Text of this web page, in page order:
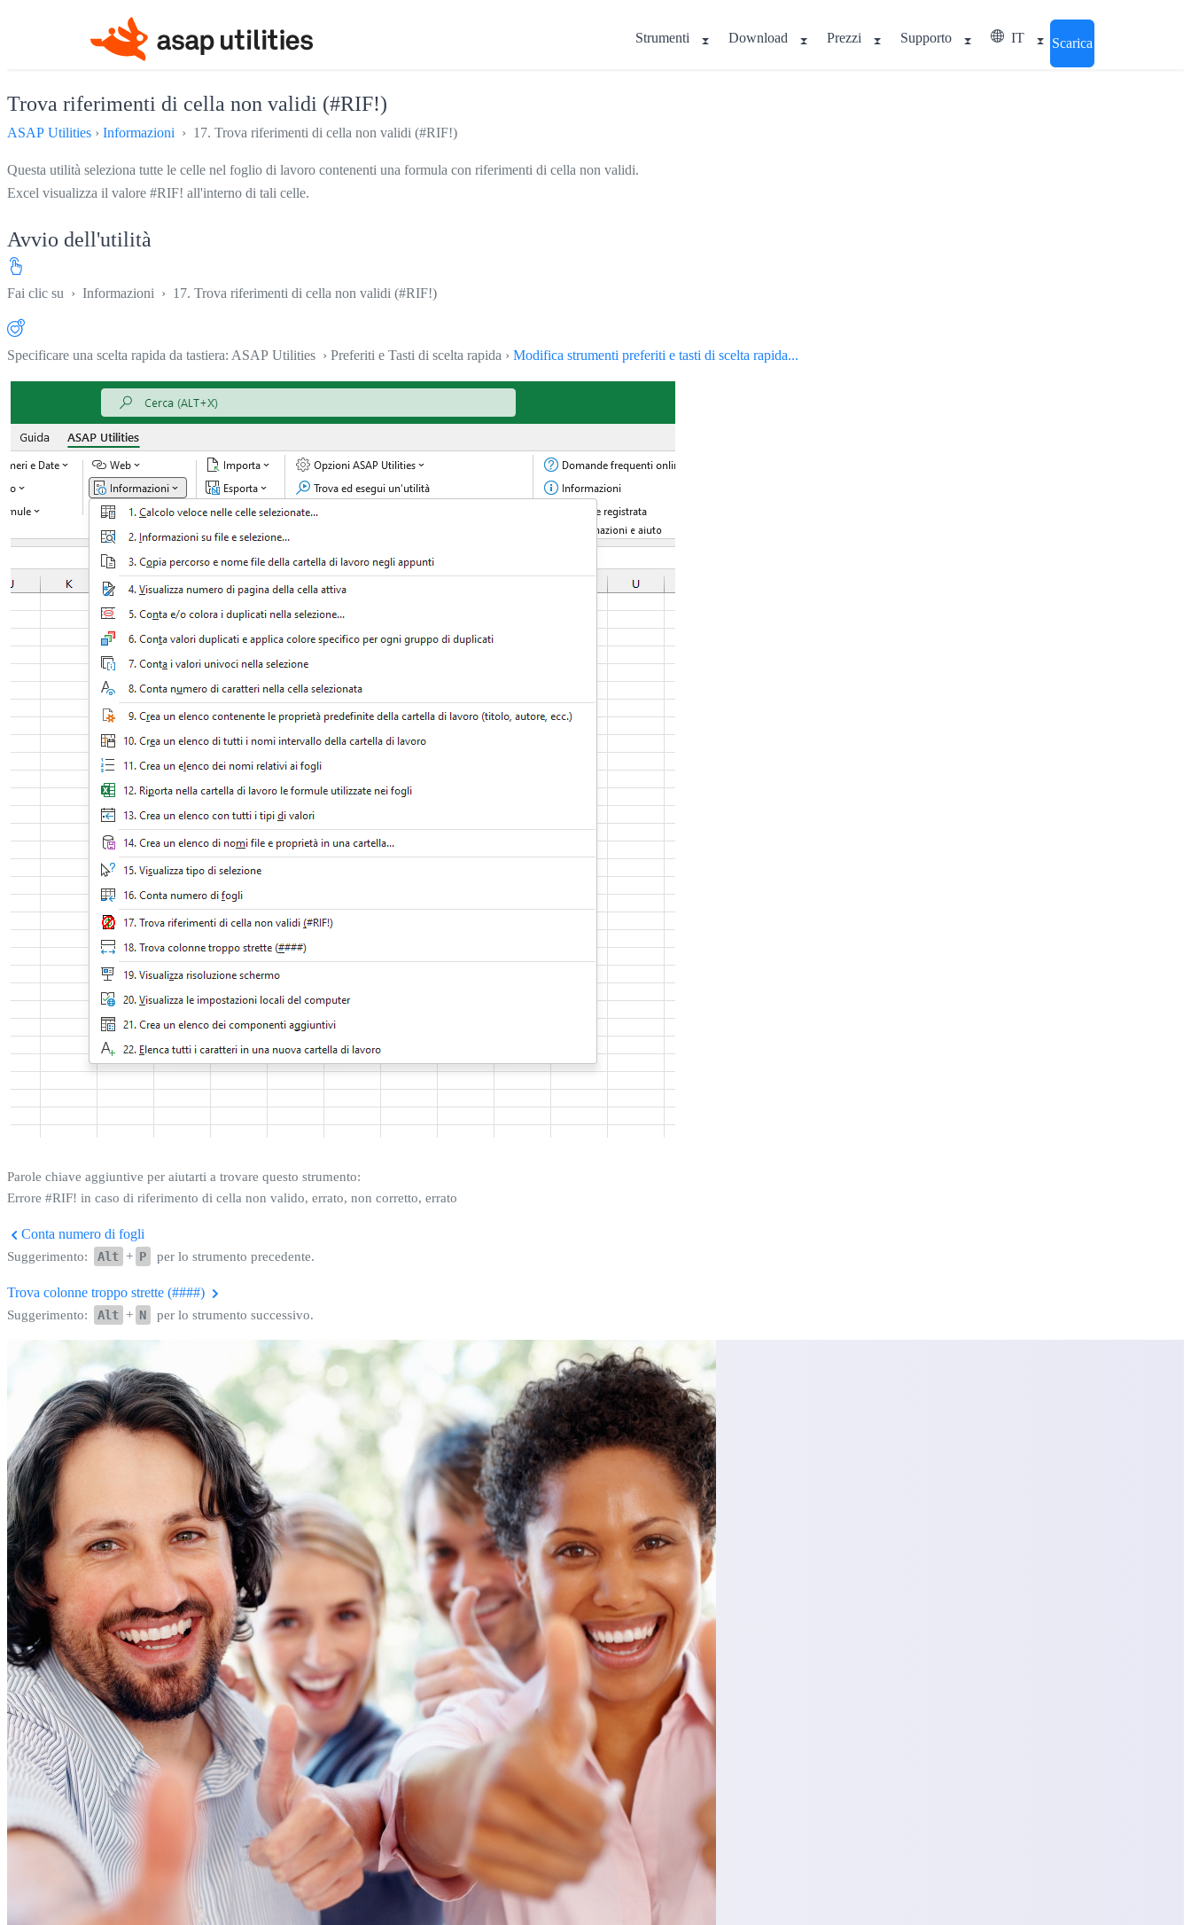
Strumenti Download Prezzi Supporto IT Scarica
Trova riferimenti di cella non validi (#RIF!)
ASAP Utilities › Informazioni › 17. Trova riferimenti di cella non validi (#RIF!)
Questa utilità seleziona tutte le celle nel foglio di lavoro contenenti una formula con riferimenti di cella non validi.
Excel visualizza il valore #RIF! all'interno di tali celle.
Avvio dell'utilità
Fai clic su › Informazioni › 17. Trova riferimenti di cella non validi (#RIF!)
Specificare una scelta rapida da tastiera: ASAP Utilities › Preferiti e Tasti di scelta rapida › Modifica strumenti preferiti e tasti di scelta rapida...
Parole chiave aggiuntive per aiutarti a trovare questo strumento:
Errore #RIF! in caso di riferimento di cella non valido, errato, non corretto, errato
Conta numero di fogli
Suggerimento: Alt + P per lo strumento precedente.
Trova colonne troppo strette (####)
Suggerimento: Alt + N per lo strumento successivo.